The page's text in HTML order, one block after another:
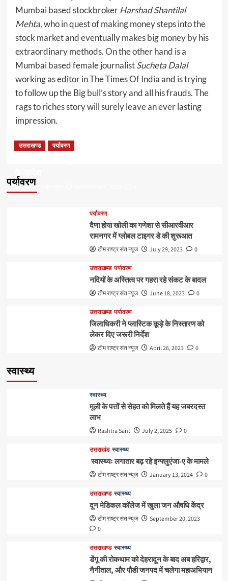
Mumbai based stockbrokerHarshad Shantilal
Mehta, who in quest of making money steps into the
stock market and eventually makes big money by his
extraordinary methods. On the other hand is a
Mumbai based female journalistSucheta Dalal
working as editor in The Times Of India and is trying
to follow up the Big bull’s story and all his frauds. The
rags to riches story will surely leave an ever lasting
impression.
पर्यावरण
उत्तराखण्ड पर्यावरण
के आदेश
टीम राष्ट्र संत न्यूज
पर्यावरण
दैणा होया खोली का गणेशा से सीआरवीआर
रामनगर में ग्लोबल टाइगर डे की शुरूआत
टीम राष्ट्र संत न्यूज July 29, 2023 0
उत्तराखण्ड पर्यावरण
नदियों के अस्तित्व पर गहरा रहे संकट के बादल
टीम राष्ट्र संत न्यूज June 18, 2023 0
उत्तराखण्ड पर्यावरण
जिलाधिकरी ने प्लास्टिक कूड़े के निस्तारण को
लेकर दिए जरूरी निर्देश
टीम राष्ट्र संत न्यूज April 26, 2023 0
स्वास्थ्य
स्वास्थ्य
मूली के पत्तों से सेहत को मिलते हैं यह जबरदस्त
लाभ
Rashtra Sant July 2, 2025 0
उत्तराखंड स्वास्थ्य
स्वास्थ्यः लगातार बढ़ रहे इन्फ्लुएंजा-ए के मामले
टीम राष्ट्र संत न्यूज January 13, 2024 0
उत्तराखण्ड स्वास्थ्य
दून मेडिकल कॉलेज में खुला जन औषधि केंद्र
टीम राष्ट्र संत न्यूज
September 20, 2023
0
उत्तराखण्ड स्वास्थ्य
डेंगू की रोकथाम को देहरादून के बाद अब हरिद्वार,
नैनीताल, और पौडी जनपद में चलेगा महाअभियान